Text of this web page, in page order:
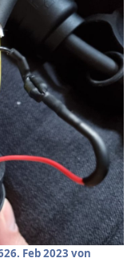
26. Feb 2023 von